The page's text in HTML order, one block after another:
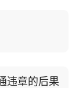
违章的后果